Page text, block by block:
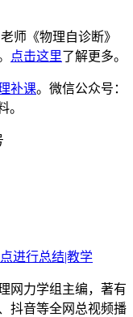
师《物理自诊断》
点击这里了解更多。
补课。微信公众号：
。
进行总结|教学
网力学组主编，著有
抖音等全网总视频播